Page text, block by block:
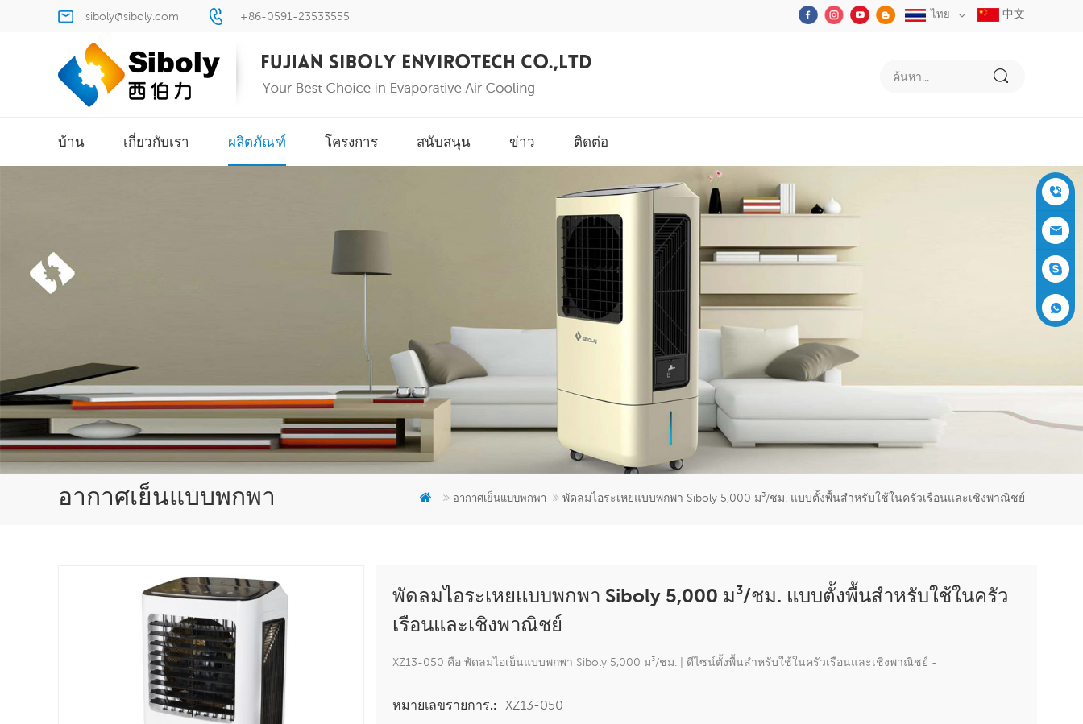
siboly@siboly.com +86-0591-23533555 ไทย 中文
บ้าน เกี่ยวกับเรา ผลิตภัณฑ์ โครงการ สนับสนุน ข่าว ติดต่อ
อากาศเย็นแบบพกพา อากาศเย็นแบบพกพา พัดลมไอระเหยแบบพกพา Siboly 5,000 ม³/ชม. แบบตั้งพื้นสำหรับใช้ในครัวเรือนและเชิงพาณิชย์
พัดลมไอระเหยแบบพกพา Siboly 5,000 ม³/ชม. แบบตั้งพื้นสำหรับใช้ในครัว
เรือนและเชิงพาณิชย์
XZ13-050 คือ พัดลมไอเย็นแบบพกพา Siboly 5,000 ม³/ชม. | ดีไซน์ตั้งพื้นสำหรับใช้ในครัวเรือนและเชิงพาณิชย์ -
หมายเลขรายการ.:
XZ13-050
+86-05
91-2353
3555
siboly@s
iboly.co
evaporat
er
5951777